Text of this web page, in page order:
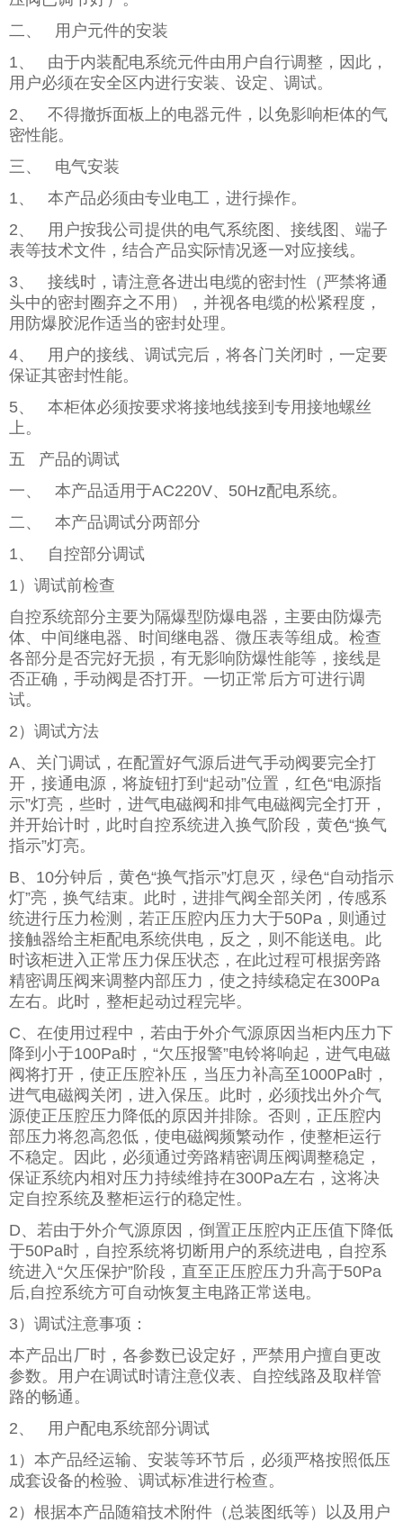
二、 用户元件的安装
1、 由于内装配电系统元件由用户自行调整，因此，
用户必须在安全区内进行安装、设定、调试。
2、 不得撤拆面板上的电器元件，以免影响柜体的气
密性能。
三、 电气安装
1、 本产品必须由专业电工，进行操作。
2、 用户按我公司提供的电气系统图、接线图、端子
表等技术文件，结合产品实际情况逐一对应接线。
3、 接线时，请注意各进出电缆的密封性（严禁将通
头中的密封圈弃之不用），并视各电缆的松紧程度，
用防爆胶泥作适当的密封处理。
4、 用户的接线、调试完后，将各门关闭时，一定要
保证其密封性能。
5、 本柜体必须按要求将接地线接到专用接地螺丝
上。
五 产品的调试
一、 本产品适用于AC220V、50Hz配电系统。
二、 本产品调试分两部分
1、 自控部分调试
1）调试前检查
自控系统部分主要为隔爆型防爆电器，主要由防爆壳
体、中间继电器、时间继电器、微压表等组成。检查
各部分是否完好无损，有无影响防爆性能等，接线是
否正确，手动阀是否打开。一切正常后方可进行调
试。
2）调试方法
A、关门调试，在配置好气源后进气手动阀要完全打
开，接通电源，将旋钮打到“起动”位置，红色“电源指
示”灯亮，些时，进气电磁阀和排气电磁阀完全打开，
并开始计时，此时自控系统进入换气阶段，黄色“换气
指示”灯亮。
B、10分钟后，黄色“换气指示”灯息灭，绿色“自动指示
灯”亮，换气结束。此时，进排气阀全部关闭，传感系
统进行压力检测，若正压腔内压力大于50Pa，则通过
接触器给主柜配电系统供电，反之，则不能送电。此
时该柜进入正常压力保压状态，在此过程可根据旁路
精密调压阀来调整内部压力，使之持续稳定在300Pa
左右。此时，整柜起动过程完毕。
C、在使用过程中，若由于外介气源原因当柜内压力下
降到小于100Pa时，“欠压报警”电铃将响起，进气电磁
阀将打开，使正压腔补压，当压力补高至1000Pa时，
进气电磁阀关闭，进入保压。此时，必须找出外介气
源使正压腔压力降低的原因并排除。否则，正压腔内
部压力将忽高忽低，使电磁阀频繁动作，使整柜运行
不稳定。因此，必须通过旁路精密调压阀调整稳定，
保证系统内相对压力持续维持在300Pa左右，这将决
定自控系统及整柜运行的稳定性。
D、若由于外介气源原因，倒置正压腔内正压值下降低
于50Pa时，自控系统将切断用户的系统进电，自控系
统进入“欠压保护”阶段，直至正压腔压力升高于50Pa
后,自控系统方可自动恢复主电路正常送电。
3）调试注意事项：
本产品出厂时，各参数已设定好，严禁用户擅自更改
参数。用户在调试时请注意仪表、自控线路及取样管
路的畅通。
2、 用户配电系统部分调试
1）本产品经运输、安装等环节后，必须严格按照低压
成套设备的检验、调试标准进行检查。
2）根据本产品随箱技术附件（总装图纸等）以及用户